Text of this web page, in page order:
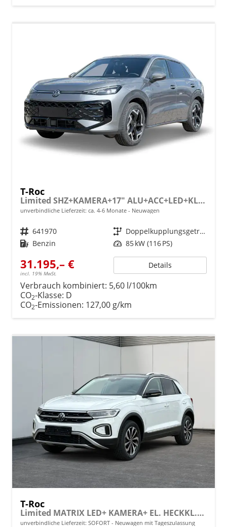
T-Roc
Limited SHZ+KAMERA+17" ALU+ACC+LED+KLIMA+PARK ASSIST
unverbindliche Lieferzeit: ca. 4-6 Monate Neuwagen
Fahrzeugnr. 641970 Getriebe
Doppelkupplungsgetriebe (DSG)
Kraftstoff Benzin Leistung 85 kW (116 PS)
31.195,– €
incl. 19% MwSt.
Details
Verbrauch kombiniert: 5,60 l/100km
CO2-Klasse: D
CO2-Emissionen: 127,00 g/km
T-Roc
Limited MATRIX LED+ KAMERA+ EL. HECKKL.+PDC+SHZ
unverbindliche Lieferzeit: SOFORT Neuwagen mit Tageszulassung